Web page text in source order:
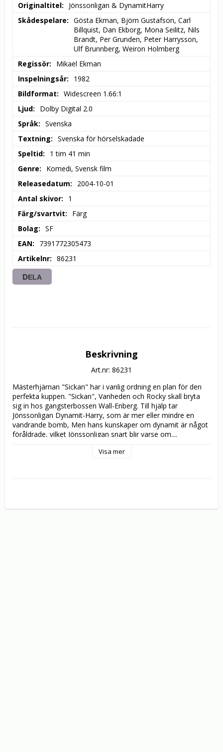
Originaltitel
Jönssonligan & DynamitHarry
Skådespelare
Gösta Ekman, Björn Gustafson, Carl
Billquist, Dan Ekborg, Mona Seilitz, Nils
Brandt, Per Grunden, Peter Harrysson,
Ulf Brunnberg, Weiron Holmberg
Regissör
Mikael Ekman
Inspelningsår
1982
Bildformat
Widescreen 1.66:1
Ljud
Dolby Digital 2.0
Språk
Svenska
Textning
Svenska för hörselskadade
Speltid
1 tim 41 min
Genre
Komedi, Svensk film
Releasedatum
2004-10-01
Antal skivor
1
Färg/svartvit
Färg
Bolag
SF
EAN
7391772305473
Artikelnr
86231
DELA
Beskrivning
Art.nr: 86231
Mästerhjärnan "Sickan" har i vanlig ordning en plan för den
perfekta kuppen. "Sickan", Vanheden och Rocky skall bryta
sig in hos gangsterbossen Wall-Enberg. Till hjälp tar
Jönssonligan Dynamit-Harry, som är mer eller mindre en
vandrande bomb, Men hans kunskaper om dynamit är något
föråldrade, vilket Jönssonligan snart blir varse om....
Jönsonligan är inte de enda som är ute efter Wallenberg.
Visa mer